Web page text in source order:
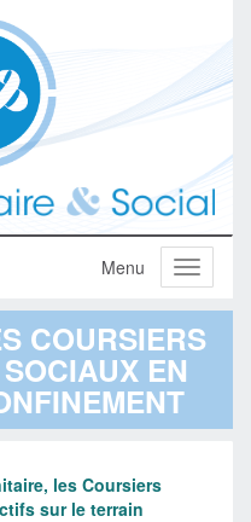
COURSIERS
EN
les Coursiers
sur le terrain